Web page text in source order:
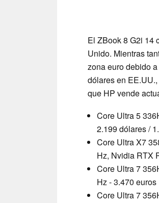
El ZBook 8 G2i 14
Unido. Mientras
zona euro debido
dólares en
que HP vende
Core Ultra 5
2.199 dólares /
Core Ultra X7
Hz, Nvidia RTX
Core Ultra 7
Hz - 3.470 euros
Core Ultra 7